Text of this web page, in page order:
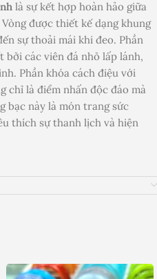
là sự kết hợp hoàn hảo giữa
được thiết kế dạng khung
sự thoải mái khi đeo. Phần
bởi các viên đá nhỏ lấp lánh,
Phần khóa cách điệu với
chỉ là điểm nhấn độc đáo mà
bạc này là món trang sức
thích sự thanh lịch và hiện